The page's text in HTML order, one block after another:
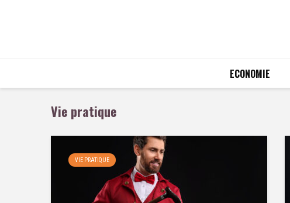
ECONOMIE
Vie pratique
VIE PRATIQUE